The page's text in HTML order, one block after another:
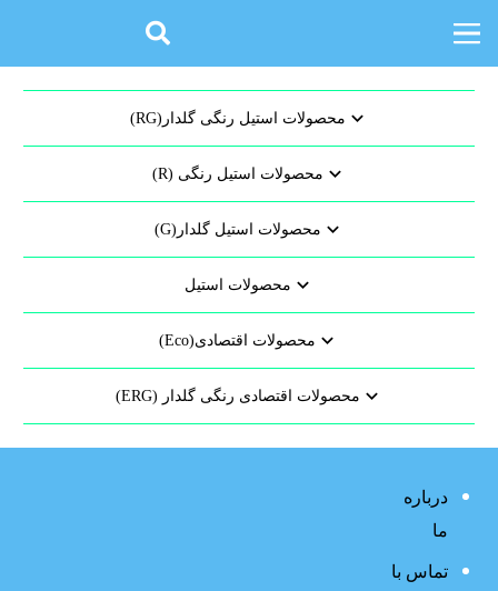
محصولات استیل رنگی گلدار(RG)
محصولات استیل رنگی (R)
محصولات استیل گلدار(G)
محصولات استیل
محصولات اقتصادی(Eco)
محصولات اقتصادی رنگی گلدار (ERG)
درباره
ما
تماس با